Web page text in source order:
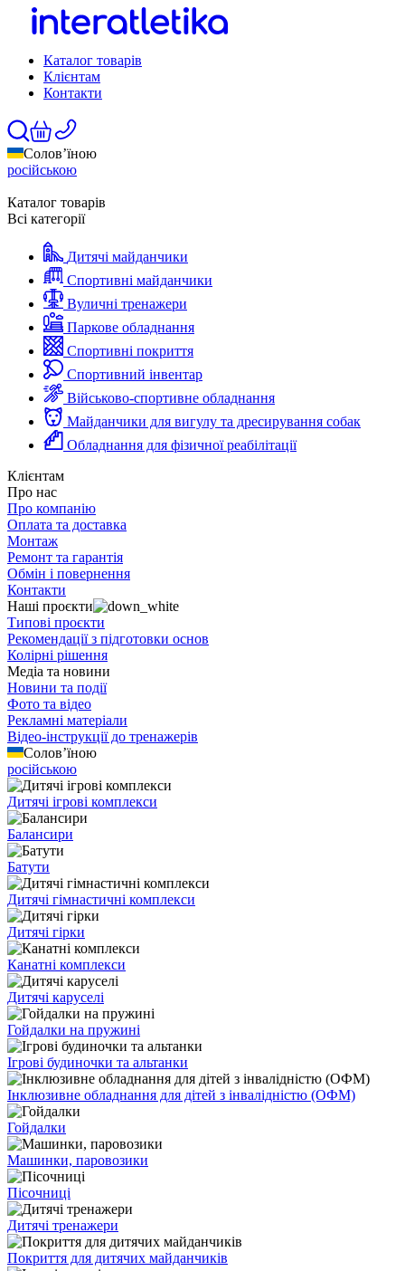
Каталог товарів
Клієнтам
Контакти
Солов’їною
російською
Каталог товарів
Всі категорії
Дитячі майданчики
Спортивні майданчики
Вуличні тренажери
Паркове обладнання
Спортивні покриття
Спортивний інвентар
Військово-спортивне обладнання
Майданчики для вигулу та дресирування собак
Обладнання для фізичної реабілітації
Клієнтам
Про нас
Про компанію
Оплата та доставка
Монтаж
Ремонт та гарантія
Обмін і повернення
Контакти
Наші проєкти
Типові проєкти
Рекомендації з підготовки основ
Колірні рішення
Медіа та новини
Новини та події
Фото та відео
Рекламні матеріали
Відео-інструкції до тренажерів
Солов’їною
російською
Дитячі ігрові комплекси
Балансири
Батути
Дитячі гімнастичні комплекси
Дитячі гірки
Канатні комплекси
Дитячі каруселі
Гойдалки на пружині
Ігрові будиночки та альтанки
Інклюзивне обладнання для дітей з інвалідністю (ОФМ)
Гойдалки
Машинки, паровозики
Пісочниці
Дитячі тренажери
Покриття для дитячих майданчиків